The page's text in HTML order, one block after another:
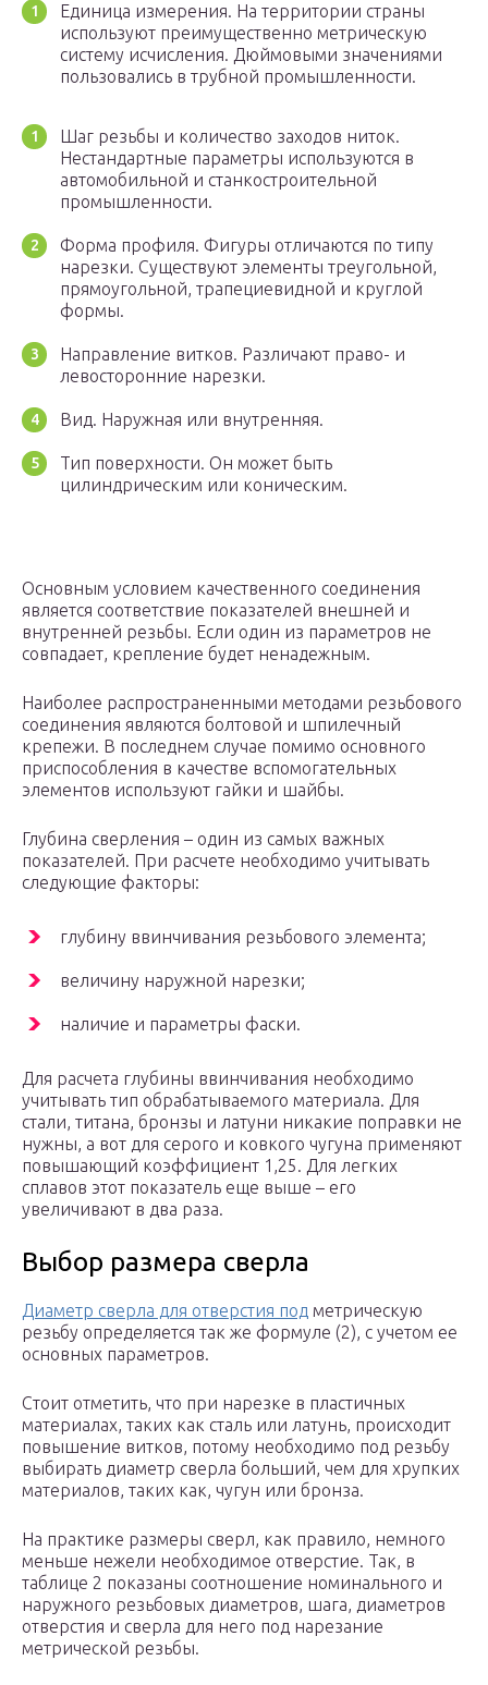
Единица измерения. На территории страны
используют преимущественно метрическую
систему исчисления. Дюймовыми значениями
пользовались в трубной промышленности.
Шаг резьбы и количество заходов ниток.
Нестандартные параметры используются в
автомобильной и станкостроительной
промышленности.
Форма профиля. Фигуры отличаются по типу
нарезки. Существуют элементы треугольной,
прямоугольной, трапециевидной и круглой
формы.
Направление витков. Различают право- и
левосторонние нарезки.
Вид. Наружная или внутренняя.
Тип поверхности. Он может быть
цилиндрическим или коническим.
Основным условием качественного соединения
является соответствие показателей внешней и
внутренней резьбы. Если один из параметров не
совпадает, крепление будет ненадежным.
Наиболее распространенными методами резьбового
соединения являются болтовой и шпилечный
крепежи. В последнем случае помимо основного
приспособления в качестве вспомогательных
элементов используют гайки и шайбы.
Глубина сверления – один из самых важных
показателей. При расчете необходимо учитывать
следующие факторы:
глубину ввинчивания резьбового элемента;
величину наружной нарезки;
наличие и параметры фаски.
Для расчета глубины ввинчивания необходимо
учитывать тип обрабатываемого материала. Для
стали, титана, бронзы и латуни никакие поправки не
нужны, а вот для серого и ковкого чугуна применяют
повышающий коэффициент 1,25. Для легких
сплавов этот показатель еще выше – его
увеличивают в два раза.
Выбор размера сверла
Диаметр сверла для отверстия под метрическую
резьбу определяется так же формуле (2), с учетом ее
основных параметров.
Стоит отметить, что при нарезке в пластичных
материалах, таких как сталь или латунь, происходит
повышение витков, потому необходимо под резьбу
выбирать диаметр сверла больший, чем для хрупких
материалов, таких как, чугун или бронза.
На практике размеры сверл, как правило, немного
меньше нежели необходимое отверстие. Так, в
таблице 2 показаны соотношение номинального и
наружного резьбовых диаметров, шага, диаметров
отверстия и сверла для него под нарезание
метрической резьбы.